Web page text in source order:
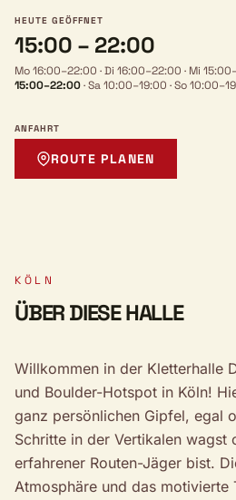
HEUTE GEÖFFNET
15:00 – 22:00
Mo 16:00–22:00 ·Di 16:00–22:00 · Mi
15:00–22:00·Sa 10:00–19:00 ·So
ANFAHRT
ROUTE PLANEN
KÖLN
ÜBER DIESE HALLE
Willkommen in der Kletterhalle
und Boulder-Hotspot in Köln!
ganz persönlichen Gipfel, egal
Schritte in der Vertikalen wagst
erfahrener Routen-Jäger bist.
Atmosphäre und das motivierte